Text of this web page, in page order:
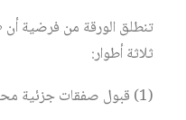
تنطلق الورقة من فرضية أن
ثلاثة أطوار:
(1) قبول صفقات جزئية محدودة تُظهِر «انفتاحًا» تفاوضيًّا.